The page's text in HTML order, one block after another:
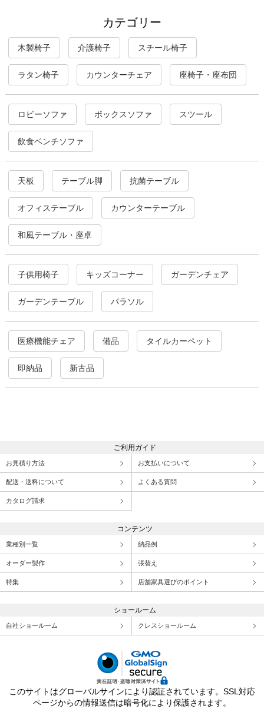
カテゴリー
木製椅子 介護椅子 スチール椅子
ラタン椅子 カウンターチェア 座椅子・座布団
ロビーソファ ボックスソファ スツール
飲食ベンチソファ
天板 テーブル脚 抗菌テーブル
オフィステーブル カウンターテーブル
和風テーブル・座卓
子供用椅子 キッズコーナー ガーデンチェア
ガーデンテーブル パラソル
医療機能チェア 備品 タイルカーペット
即納品 新古品
ご利用ガイド
お見積り方法 お支払いについて
配送・送料について よくある質問
カタログ請求
コンテンツ
業種別一覧 納品例
オーダー製作 張替え
特集 店舗家具選びのポイント
ショールーム
自社ショールーム クレスショールーム
このサイトはグローバルサインにより認証されています。SSL対応
ページからの情報送信は暗号化により保護されます。